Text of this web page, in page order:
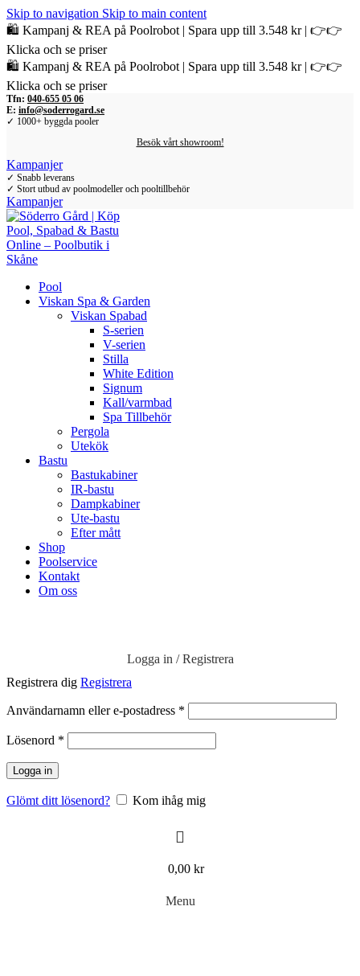
Skip to navigation Skip to main content
🛍️ Kampanj & REA på Poolrobot | Spara upp till 3.548 kr | 👉👉
Klicka och se priser
🛍️ Kampanj & REA på Poolrobot | Spara upp till 3.548 kr | 👉👉
Klicka och se priser
Tfn: 040-655 05 06
E: info@soderrogard.se
✓ 1000+ byggda pooler
Besök vårt showroom!
Kampanjer
✓ Snabb leverans
✓ Stort utbud av poolmodeller och pooltillbehör
Kampanjer
Pool
Viskan Spa & Garden
Viskan Spabad
S-serien
V-serien
Stilla
White Edition
Signum
Kall/varmbad
Spa Tillbehör
Pergola
Utekök
Bastu
Bastukabiner
IR-bastu
Dampkabiner
Ute-bastu
Efter mått
Shop
Poolservice
Kontakt
Om oss
Logga in / Registrera
Registrera dig Registrera
Användarnamn eller e-postadress *
Lösenord *
Logga in
Glömt ditt lösenord? Kom ihåg mig
0,00 kr
Menu